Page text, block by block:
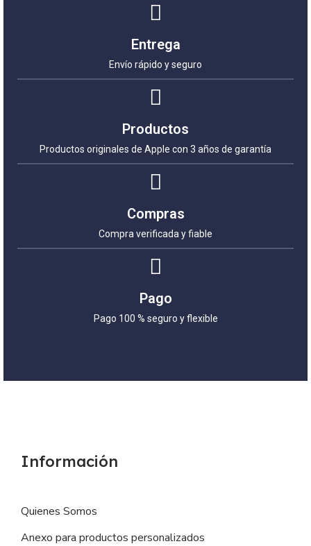
Entrega
Envío rápido y seguro
Productos
Productos originales de Apple con 3 años de garantía
Compras
Compra verificada y fiable
Pago
Pago 100 % seguro y flexible
Información
Quienes Somos
Anexo para productos personalizados